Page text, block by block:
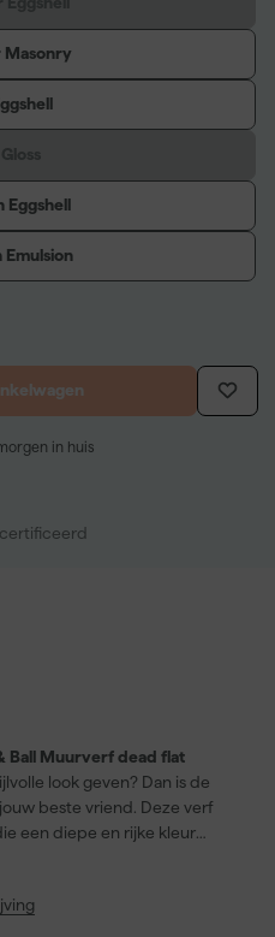
Masonry
Eggshell
in huis
Ball Muurverf dead flat
look geven? Dan is de
beste vriend. Deze verf
een diepe en rijke kleur
Ideaal voor hout, metaal